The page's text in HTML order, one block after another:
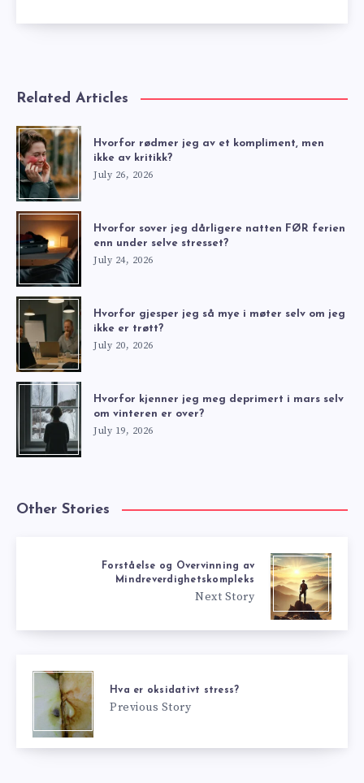
Related Articles
Hvorfor rødmer jeg av et kompliment, men
ikke av kritikk?
July 26, 2026
Hvorfor sover jeg dårligere natten FØR ferien
enn under selve stresset?
July 24, 2026
Hvorfor gjesper jeg så mye i møter selv om jeg
ikke er trøtt?
July 20, 2026
Hvorfor kjenner jeg meg deprimert i mars selv
om vinteren er over?
July 19, 2026
Other Stories
Forståelse og Overvinning av
Mindreverdighetskompleks
Next Story
Hva er oksidativt stress?
Previous Story